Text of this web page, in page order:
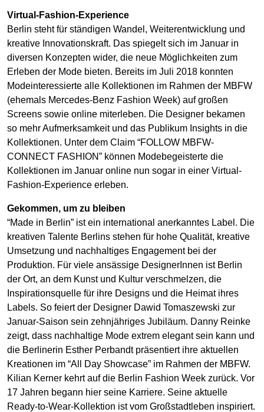
Virtual-Fashion-Experience
Berlin steht für ständigen Wandel, Weiterentwicklung und
kreative Innovationskraft. Das spiegelt sich im Januar in
diversen Konzepten wider, die neue Möglichkeiten zum
Erleben der Mode bieten. Bereits im Juli 2018 konnten
Modeinteressierte alle Kollektionen im Rahmen der MBFW
(ehemals Mercedes-Benz Fashion Week) auf großen
Screens sowie online miterleben. Die Designer bekamen
so mehr Aufmerksamkeit und das Publikum Insights in die
Kollektionen. Unter dem Claim “FOLLOW MBFW-
CONNECT FASHION” können Modebegeisterte die
Kollektionen im Januar online nun sogar in einer Virtual-
Fashion-Experience erleben.
Gekommen, um zu bleiben
“Made in Berlin” ist ein international anerkanntes Label. Die
kreativen Talente Berlins stehen für hohe Qualität, kreative
Umsetzung und nachhaltiges Engagement bei der
Produktion. Für viele ansässige DesignerInnen ist Berlin
der Ort, an dem Kunst und Kultur verschmelzen, die
Inspirationsquelle für ihre Designs und die Heimat ihres
Labels. So feiert der Designer Dawid Tomaszewski zur
Januar-Saison sein zehnjähriges Jubiläum. Danny Reinke
zeigt, dass nachhaltige Mode extrem elegant sein kann und
die Berlinerin Esther Perbandt präsentiert ihre aktuellen
Kreationen im “All Day Showcase” im Rahmen der MBFW.
Kilian Kerner kehrt auf die Berlin Fashion Week zurück. Vor
17 Jahren begann hier seine Karriere. Seine aktuelle
Ready-to-Wear-Kollektion ist vom Großstadtleben inspiriert.